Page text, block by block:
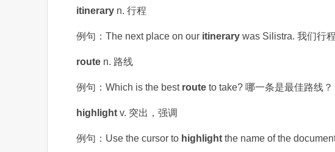
itinerary n. 行程
例句：The next place on our itinerary was Silistra. 我们行
route n. 路线
例句：Which is the best route to take? 哪一条是最佳路线？
highlight v. 突出，强调
例句：Use the cursor to highlight the name of the